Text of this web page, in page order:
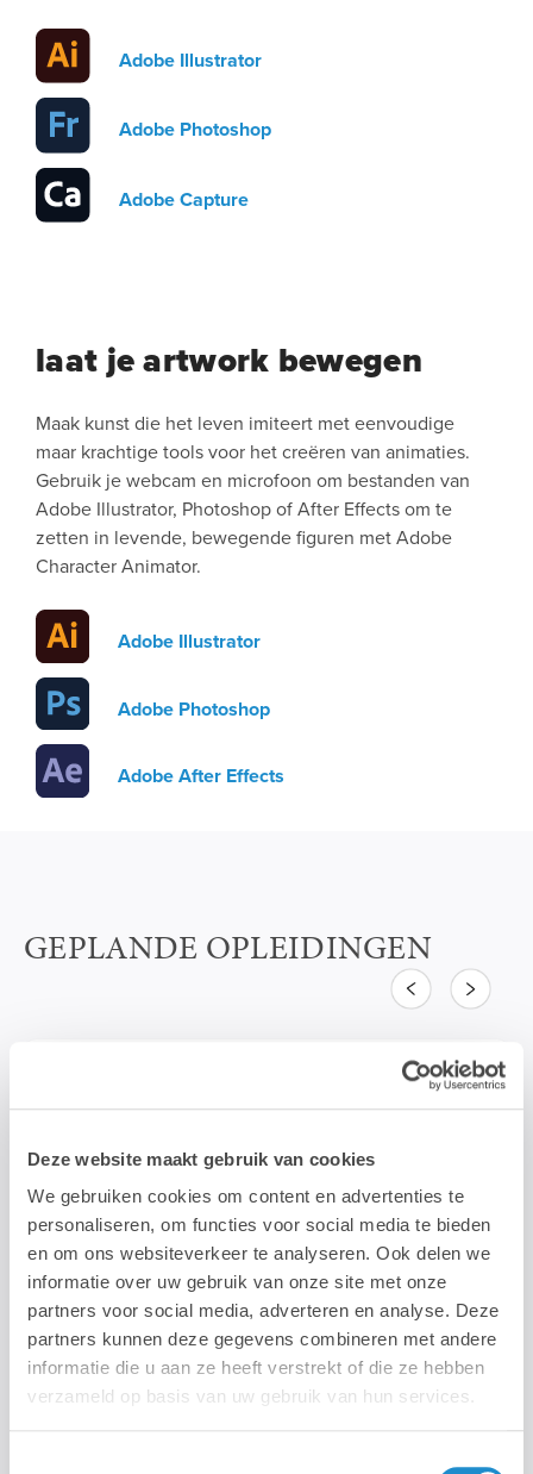
Deze website maakt gebruik van cookies
We gebruiken cookies om content en advertenties te
personaliseren, om functies voor social media te bieden
en om ons websiteverkeer te analyseren. Ook delen we
informatie over uw gebruik van onze site met onze
partners voor social media, adverteren en analyse. Deze
partners kunnen deze gegevens combineren met andere
informatie die u aan ze heeft verstrekt of die ze hebben
verzameld op basis van uw gebruik van hun services.
Adobe Illustrator
Adobe Photoshop
Adobe Capture
laat je artwork bewegen
Maak kunst die het leven imiteert met eenvoudige
maar krachtige tools voor het creëren van animaties.
Gebruik je webcam en microfoon om bestanden van
Adobe Illustrator, Photoshop of After Effects om te
zetten in levende, bewegende figuren met Adobe
Character Animator.
Adobe Illustrator
Adobe Photoshop
Adobe After Effects
GEPLANDE OPLEIDINGEN
Vorige Volgende
Introductie tot Adobe Illustrator: De Basis
voor Vector-Creatie
Wil je leren tekenen met precisie? In deze tweedaagse
opleiding ontdek je Adobe Illustrator, de standaard voor
vectorontwerp. Je leert hoe je op...
Lab9 Pro Kortrijk